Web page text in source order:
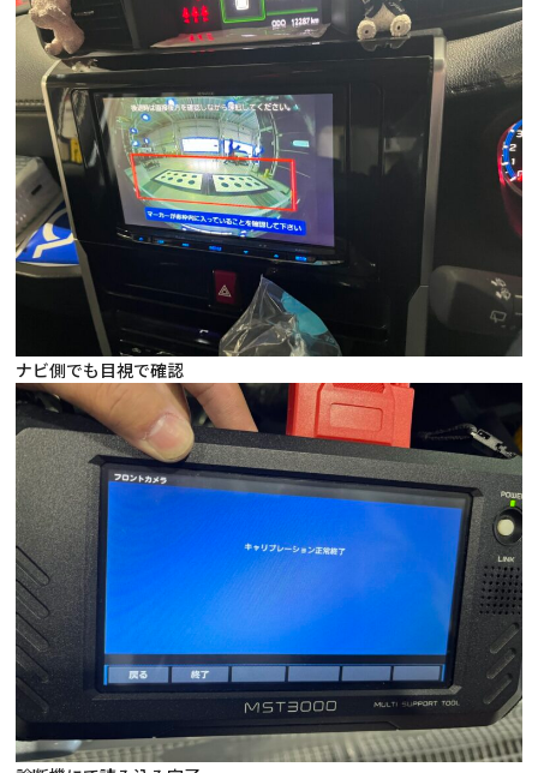
ナビ側でも目視で確認